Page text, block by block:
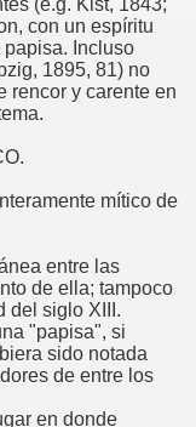
(e.g. Kist, 1843;
con un espíritu
Incluso
1895, 81) no
rencor y carente en
mítico de
entre las
de ella; tampoco
del siglo XIII.
"papisa", si
sido notada
de entre los
en donde